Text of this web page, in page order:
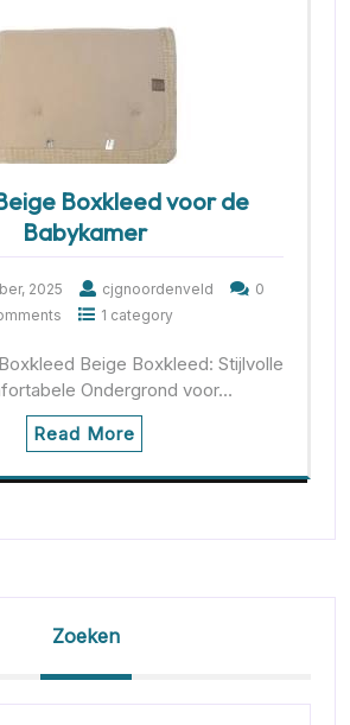
Boxkleed voor de
Babykamer
2025 cjgnoordenveld
0
1 category
Beige Boxkleed: Stijlvolle
Ondergrond voor…
Read More
Zoeken